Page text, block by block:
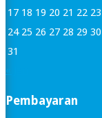
17 18 19 20 21 22 23
24 25 26 27 28 29 30
31
« Jan
Pembayaran